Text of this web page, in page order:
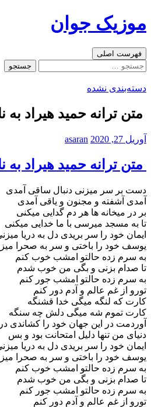
به
موزیک جوان
جست‌وجو
فهرست اصلی
جستجو
دسته‌بندی نشده
متن ترانه حمید هیراد به
آوریل 27, 2020 asaran
متن ترانه حمید هیراد به
دست بر سر میزنی دنبال ساقی آمدی
آمدی آشفته و مجنون و یاقی آمدی
بر در میخانه ها هر دم گدایی میکنی
تا به مسجد میرسی با ما خدایی میکنی
ایمان خود را سر بریدی دل به دریا
یوسف خود را باختی و سر به صحرا
به سرم زده حالتو امشب خوب کنم
تا صدام بزنی و بگی من خوب شدم
به سرم زده حالتو امشب جور کنم
تورو از غم عالم و آدم دور کنم
کارت که لنگه میگی خدا قشنگه
کارت تموم شه میگی دلش چه سنگه
آوردمت در این جهان خود را کشاندی
دنیای من تنها دلیل امتحانت بود و بس
ایمان خود را سر بریدی دل به دریا
یوسف خود را باختی و سر به صحرا
به سرم زده حالتو امشب خوب کنم
تا صدام بزنی و بگی من خوب شدم
به سرم زده حالتو امشب جور کنم
تورو از غم عالم و آدم دور کنم